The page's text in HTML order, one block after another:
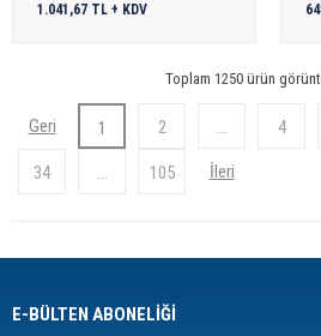
1.041,67 TL + KDV
Toplam 1250 ürün
1 2 ... 4
34 ... 105
E-BÜLTEN ABONELİĞİ